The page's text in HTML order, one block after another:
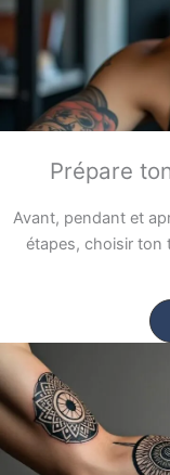
Prépare
Avant, pendant et
étapes, choisir ton